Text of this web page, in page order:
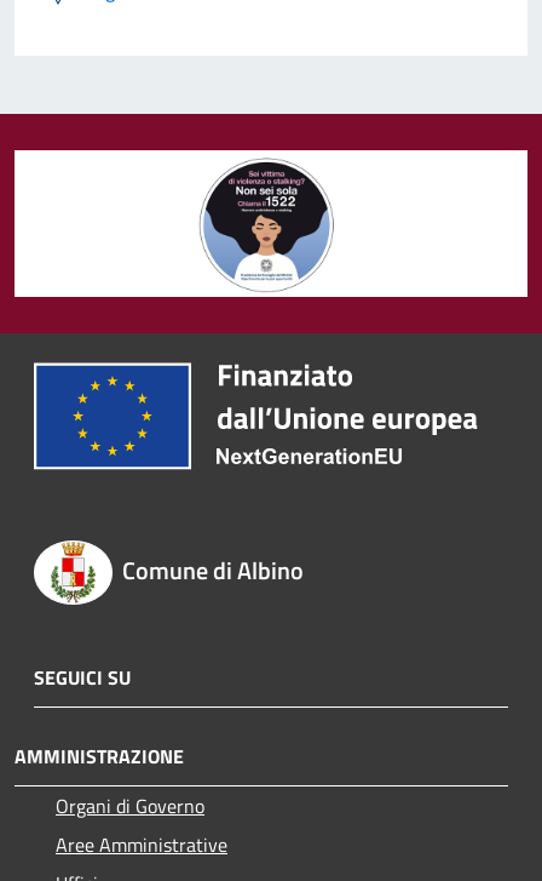
Comune di Albino
SEGUICI SU
AMMINISTRAZIONE
Organi di Governo
Aree Amministrative